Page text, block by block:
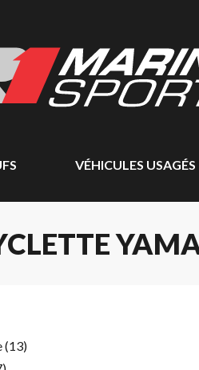
VÉHICULES USAGÉS
(13)